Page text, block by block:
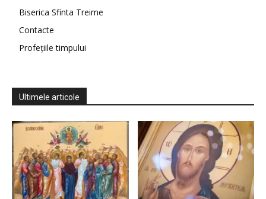
Biserica Sfinta Treime
Contacte
Profețiile timpului
Ultimele articole